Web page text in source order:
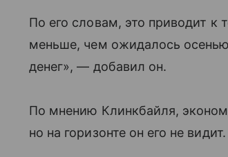
По его словам, это приводит к
меньше, чем ожидалось
денег», — добавил он.
По мнению Клинкбайля,
но на горизонте он его не видит.